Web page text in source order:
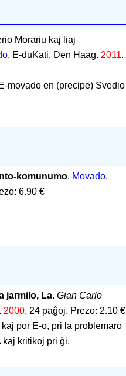
Morariu kaj liaj
. E-duKati. Den Haag. 2011.
movado en (precipe) Svedio
komunumo. Movado.
6.90 €
jarmilo, La. Gian Carlo
2000. 24 paĝoj. Prezo: 2.10 €
por E-o, pri la problemaro
kaj kritikoj pri ĝi.